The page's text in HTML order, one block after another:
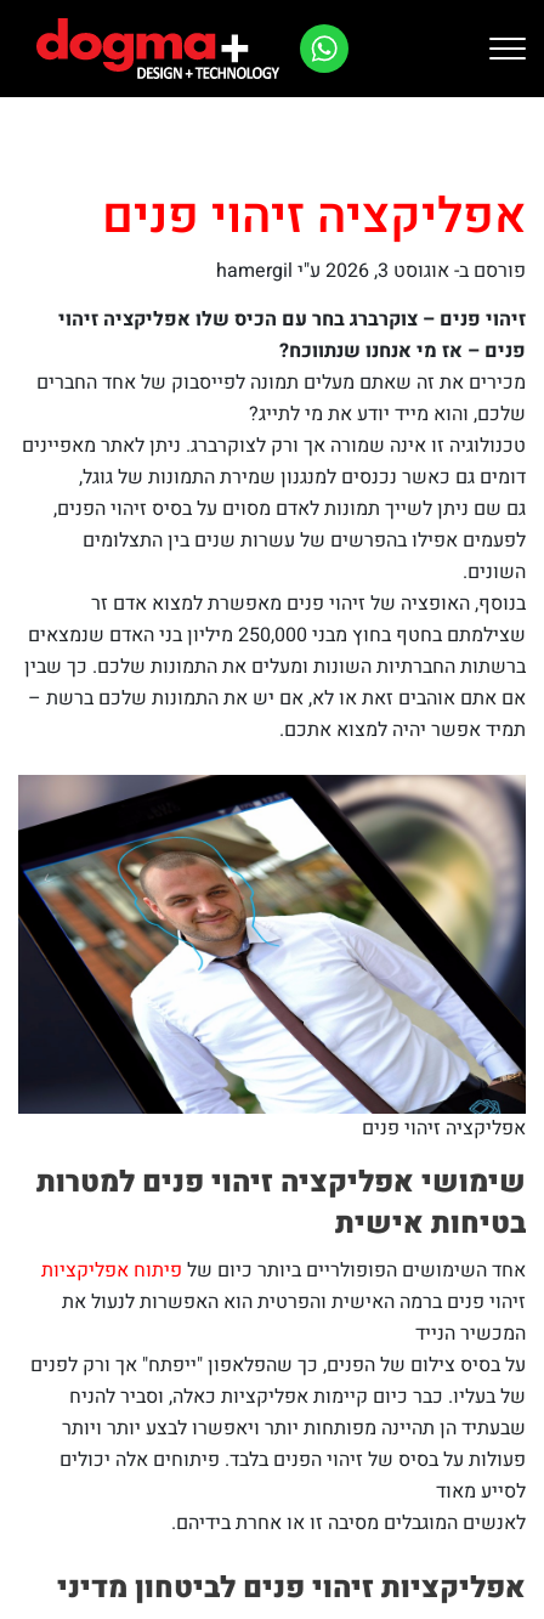
אפליקציה זיהוי פנים
פורסם ב-אוגוסט 3, 2026
ע"י hamergil
זיהוי פנים – צוקרברג בחר עם הכיס שלו אפליקציה זיהוי
פנים – אז מי אנחנו שנתווכח?
מכירים את זה שאתם מעלים תמונה לפייסבוק של אחד החברים
שלכם, והוא מייד יודע את מי לתייג?
טכנולוגיה זו אינה שמורה אך ורק לצוקרברג. ניתן לאתר מאפיינים
דומים גם כאשר נכנסים למנגנון שמירת התמונות של גוגל,
גם שם ניתן לשייך תמונות לאדם מסוים על בסיס זיהוי הפנים,
לפעמים אפילו בהפרשים של עשרות שנים בין התצלומים
השונים.
בנוסף, האופציה של זיהוי פנים מאפשרת למצוא אדם זר
שצילמתם בחטף בחוץ מבני 250,000 מיליון בני האדם שנמצאים
ברשתות החברתיות השונות ומעלים את התמונות שלכם. כך שבין
אם אתם אוהבים זאת או לא, אם יש את התמונות שלכם ברשת –
תמיד אפשר יהיה למצוא אתכם.
אפליקציה זיהוי פנים
שימושי אפליקציה זיהוי פנים למטרות
בטיחות אישית
אחד השימושים הפופולריים ביותר כיום של פיתוח אפליקציות
זיהוי פנים ברמה האישית והפרטית הוא האפשרות לנעול את
המכשיר הנייד
על בסיס צילום של הפנים, כך שהפלאפון "ייפתח" אך ורק לפנים
של בעליו. כבר כיום קיימות אפליקציות כאלה, וסביר להניח
שבעתיד הן תהיינה מפותחות יותר ויאפשרו לבצע יותר ויותר
פעולות על בסיס של זיהוי הפנים בלבד. פיתוחים אלה יכולים
לסייע מאוד
לאנשים המוגבלים מסיבה זו או אחרת בידיהם.
אפליקציות זיהוי פנים לביטחון מדיני